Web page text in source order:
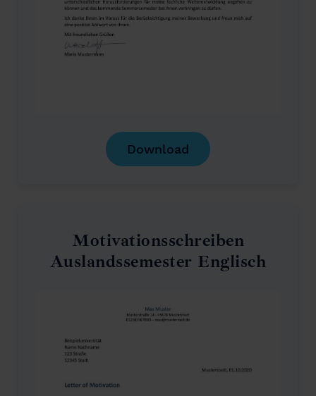
Download
Motivationsschreiben
Auslandssemester Englisch